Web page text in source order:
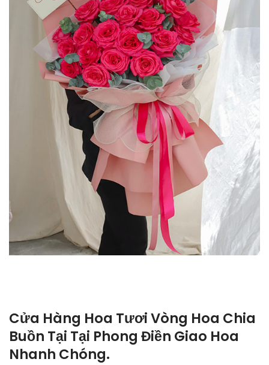
Cửa Hàng Hoa Tươi Vòng Hoa Chia
Buồn Tại Tại Phong Điền Giao Hoa
Nhanh Chóng.